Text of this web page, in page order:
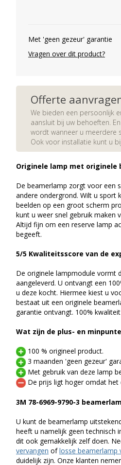
Met 'geen gezeur' garantie
Vragen over dit product?
Offerte
We bieden een persoonlijk
aansluit bij uw behoeften.
wordt wanneer u meerdere
Ook voor installatie kunt u
Originele lamp met originele
De beamerlamp zorgt voor een
andere ondergrond. Wilt u sport
beelden op een groot scherm
kunt u weer snel gebruik maken
Altijd fijn om een reserve lamp
begeeft.
5/5 Kwaliteitsscore van de
De originele lampmodule vormt
aangeleverd. U ontvangt een
u deze kocht. Hiermee kiest u
bestaat uit een originele
garantie ontvangt. 100%
Wat zijn de plus- en
100 % origineel product.
3 maanden 'geen gezeur'
Met gebruik van deze lamp
De prijs ligt hoger omdat het
3M 78-6969-9790-3
U kunt de beamerlamp
heeft u namelijk geen technisch
dit ook gemakkelijk zelf doen.
vervangen oflosse beamerlamp
duidelijk zijn. Onze klanten